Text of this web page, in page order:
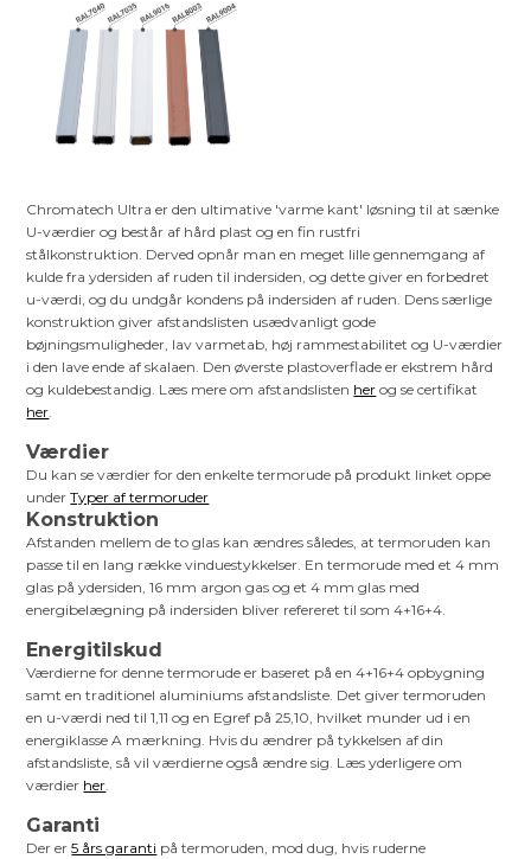
Chromatech Ultra er den ultimative 'varme kant' løsning til at sænke
U-værdier og består af hård plast og en fin rustfri
stålkonstruktion. Derved opnår man en meget lille gennemgang af
kulde fra ydersiden af ruden til indersiden, og dette giver en forbedret
u-værdi, og du undgår kondens på indersiden af ruden. Dens særlige
konstruktion giver afstandslisten usædvanligt gode
bøjningsmuligheder, lav varmetab, høj rammestabilitet og U-værdier
i den lave ende af skalaen. Den øverste plastoverflade er ekstrem hård
og kuldebestandig. Læs mere om afstandslisten her og se certifikat
her
Værdier
Du kan se værdier for den enkelte termorude på produkt linket oppe
underTyper af termoruder
Konstruktion
Afstanden mellem de to glas kan ændres således, at termoruden kan
passe til en lang række vinduestykkelser. En termorude med et 4 mm
glas på ydersiden, 16 mm argon gas og et 4 mm glas med
energibelægning på indersiden bliver refereret til som 4+16+4.
Energitilskud
Værdierne for denne termorude er baseret på en 4+16+4 opbygning
samt en traditionel aluminiums afstandsliste. Det giver termoruden
en u-værdi ned til 1,11 og en Egref på 25,10, hvilket munder ud i en
energiklasse A mærkning. Hvis du ændrer på tykkelsen af din
afstandsliste, så vil værdierne også ændre sig. Læs yderligere om
værdier her
Garanti
Der er5 års garanti på termoruden, mod dug, hvis ruderne